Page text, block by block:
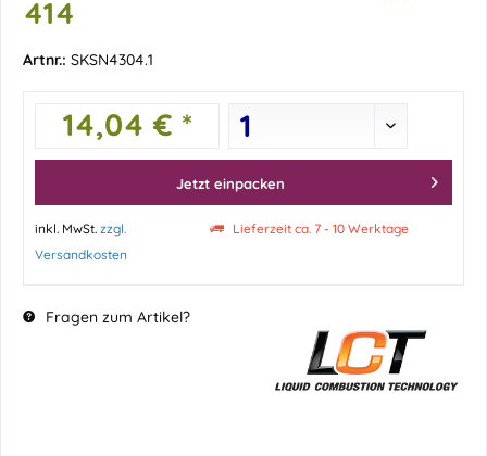
414
Artnr.: SKSN4304.1
14,04 € *
Jetzt einpacken
inkl. MwSt. zzgl.
Versandkosten
Lieferzeit ca. 7 - 10 Werktage
Fragen zum Artikel?